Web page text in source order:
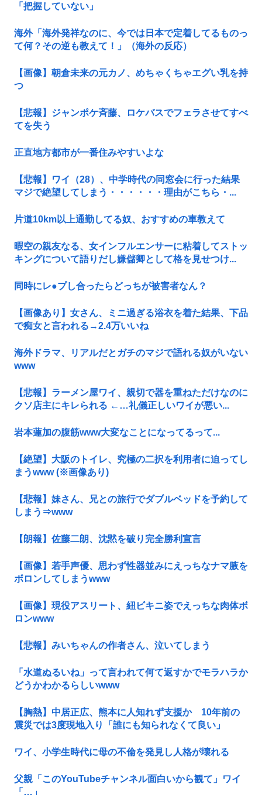
「把握していない」
海外「海外発祥なのに、今では日本で定着してるものっ
て何？その逆も教えて！」（海外の反応）
【画像】朝倉未来の元カノ、めちゃくちゃエグい乳を持
つ
【悲報】ジャンポケ斉藤、ロケバスでフェラさせてすべ
てを失う
正直地方都市が一番住みやすいよな
【悲報】ワイ（28）、中学時代の同窓会に行った結果
マジで絶望してしまう・・・・・・理由がこちら・...
片道10km以上通勤してる奴、おすすめの車教えて
暇空の親友なる、女インフルエンサーに粘着してストッ
キングについて語りだし嫌儲卿として格を見せつけ...
同時にレ●プし合ったらどっちが被害者なん？
【画像あり】女さん、ミニ過ぎる浴衣を着た結果、下品
で痴女と言われる→2.4万いいね
海外ドラマ、リアルだとガチのマジで語れる奴がいない
www
【悲報】ラーメン屋ワイ、親切で器を重ねただけなのに
クソ店主にキレられる ←…礼儀正しいワイが悪い...
岩本蓮加の腹筋www大変なことになってるって...
【絶望】大阪のトイレ、究極の二択を利用者に迫ってし
まうwww (※画像あり)
【悲報】妹さん、兄との旅行でダブルベッドを予約して
しまう⇒www
【朗報】佐藤二朗、沈黙を破り完全勝利宣言
【画像】若手声優、思わず性器並みにえっちなナマ腋を
ボロンしてしまうwww
【画像】現役アスリート、紐ビキニ姿でえっちな肉体ボ
ロンwww
【悲報】みいちゃんの作者さん、泣いてしまう
「水道ぬるいね」って言われて何て返すかでモラハラか
どうかわかるらしいwww
【胸熱】中居正広、熊本に人知れず支援か 10年前の
震災では3度現地入り「誰にも知られなくて良い」
ワイ、小学生時代に母の不倫を発見し人格が壊れる
父親「このYouTubeチャンネル面白いから観て」ワイ
「…」